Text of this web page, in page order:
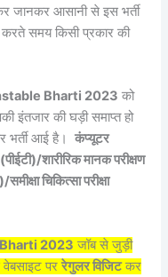
जानकर आसानी से इस भर्ती
समय किसी प्रकार की
Bharti 2023 को
इंतजार की घड़ी समाप्त हो
भर्ती आई है।कंप्यूटर
(पीईटी)/शारीरिक मानक परीक्षण
चिकित्सा परीक्षा
2023 जॉब से जुड़ी
पररेगुलर विजिटकर